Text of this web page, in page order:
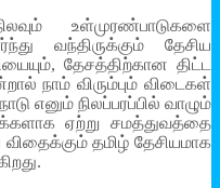
உள்முரண்பாடுகளை
வந்திருக்கும் தேசிய
தேசத்திற்கான திட்ட
நாம் விரும்பும் விடைகள்
எனும் நிலப்பரப்பில் வாழும்
ஏற்று சமத்துவத்தை
தமிழ் தேசியமாக